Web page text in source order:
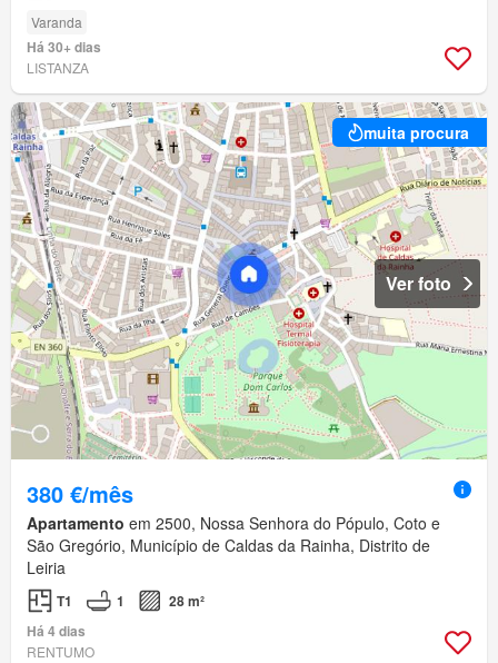
Varanda
Há 30+ dias
LISTANZA
muita procura
Ver foto
380 €/mês
Apartamento em 2500, Nossa Senhora do Pópulo, Coto e
São Gregório, Município de Caldas da Rainha, Distrito de
Leiria
T1 1
28 m²
Há 4 dias
RENTUMO